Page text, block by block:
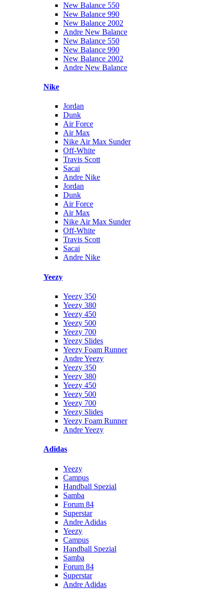
New Balance 550
New Balance 990
New Balance 2002
Andre New Balance
New Balance 550
New Balance 990
New Balance 2002
Andre New Balance
Nike
Jordan
Dunk
Air Force
Air Max
Nike Air Max Sunder
Off-White
Travis Scott
Sacai
Andre Nike
Jordan
Dunk
Air Force
Air Max
Nike Air Max Sunder
Off-White
Travis Scott
Sacai
Andre Nike
Yeezy
Yeezy 350
Yeezy 380
Yeezy 450
Yeezy 500
Yeezy 700
Yeezy Slides
Yeezy Foam Runner
Andre Yeezy
Yeezy 350
Yeezy 380
Yeezy 450
Yeezy 500
Yeezy 700
Yeezy Slides
Yeezy Foam Runner
Andre Yeezy
Adidas
Yeezy
Campus
Handball Spezial
Samba
Forum 84
Superstar
Andre Adidas
Yeezy
Campus
Handball Spezial
Samba
Forum 84
Superstar
Andre Adidas